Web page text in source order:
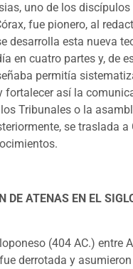
uno de los discípulos
fue pionero, al
desarrolla esta nueva
en cuatro partes y, de
permitía
fortalecer así la
Tribunales o la
se traslada a
DE ATENAS EN EL
(404 AC.) entre
derrotada y